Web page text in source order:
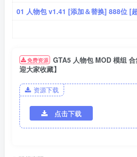
01 人物包 v1.41 [添加＆替换] 888位 [
免费资源 GTA5 人物包 MOD 模组
迎大家收藏】
资源下载
点击下载